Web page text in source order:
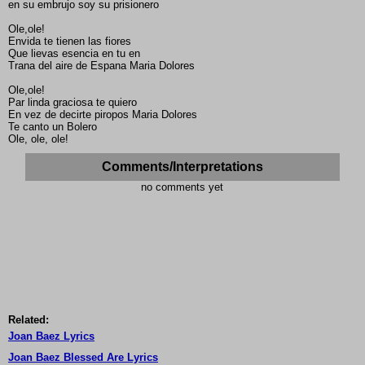
en su embrujo soy su prisionero
Ole,ole!
Envida te tienen las fiores
Que lievas esencia en tu en
Trana del aire de Espana Maria Dolores
Ole,ole!
Par linda graciosa te quiero
En vez de decirte piropos Maria Dolores
Te canto un Bolero
Ole, ole, ole!
Comments/Interpretations
no comments yet
Related:
Joan Baez Lyrics
Joan Baez Blessed Are Lyrics